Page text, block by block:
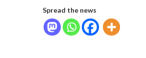
Spread the news